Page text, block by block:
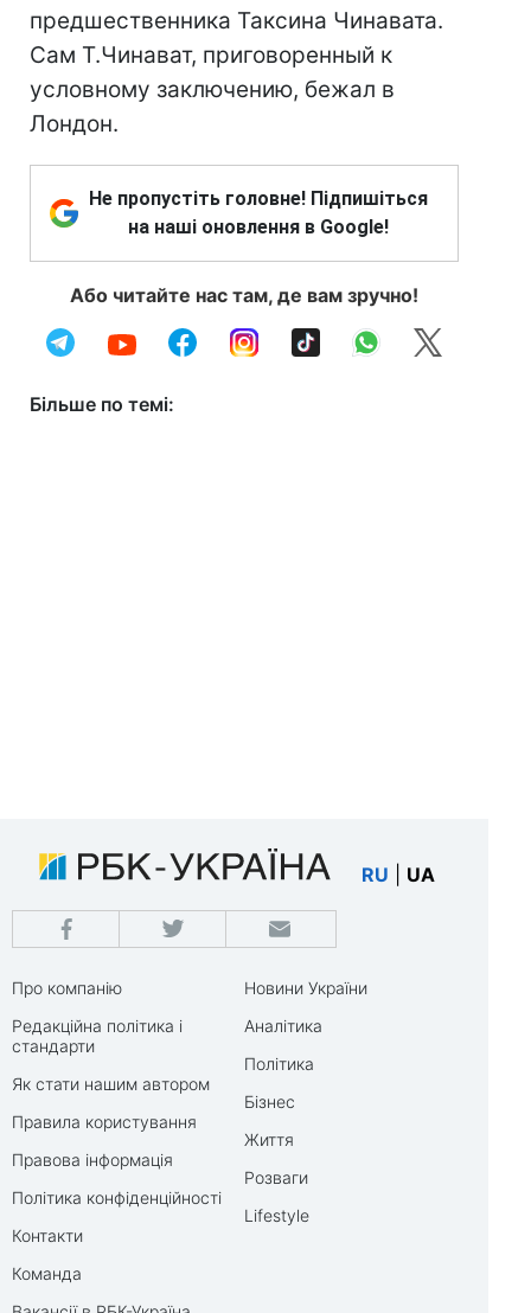
предшественника Таксина Чинавата.
Сам Т.Чинават, приговоренный к
условному заключению, бежал в
Лондон.
Не пропустіть головне! Підпишіться
на наші оновлення в Google!
Або читайте нас там, де вам зручно!
Більше по темі:
RU UA
Про компанію
Редакційна політика і
стандарти
Як стати нашим автором
Правила користування
Правова інформація
Політика конфіденційності
Контакти
Команда
Новини України
Аналітика
Політика
Бізнес
Життя
Розваги
Lifestyle